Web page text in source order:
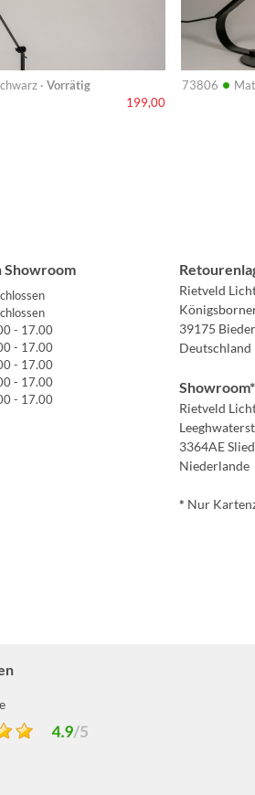
· Vorrätig
199,00
73806 •
Showroom
- 17.00
- 17.00
- 17.00
- 17.00
- 17.00
Rietveld
39175
Deutschland
Showroom*
Rietveld
3364AE
Niederlande
* Nur